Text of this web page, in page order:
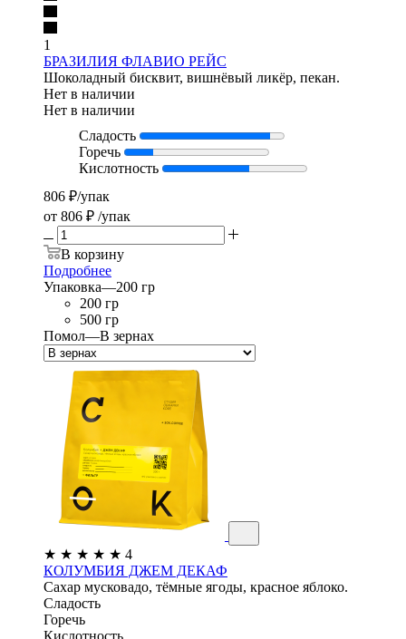
1
БРАЗИЛИЯ ФЛАВИО РЕЙС
Шоколадный бисквит, вишнёвый ликёр, пекан.
Нет в наличии
Нет в наличии
Сладость
Горечь
Кислотность
806 ₽/упак
от 806 ₽ /упак
В корзину
Подробнее
Упаковка—200 гр
200 гр
500 гр
Помол—В зернах
★ ★ ★ ★ ★ 4
КОЛУМБИЯ ДЖЕМ ДЕКАФ
Сахар мусковадо, тёмные ягоды, красное яблоко.
Сладость
Горечь
Кислотность